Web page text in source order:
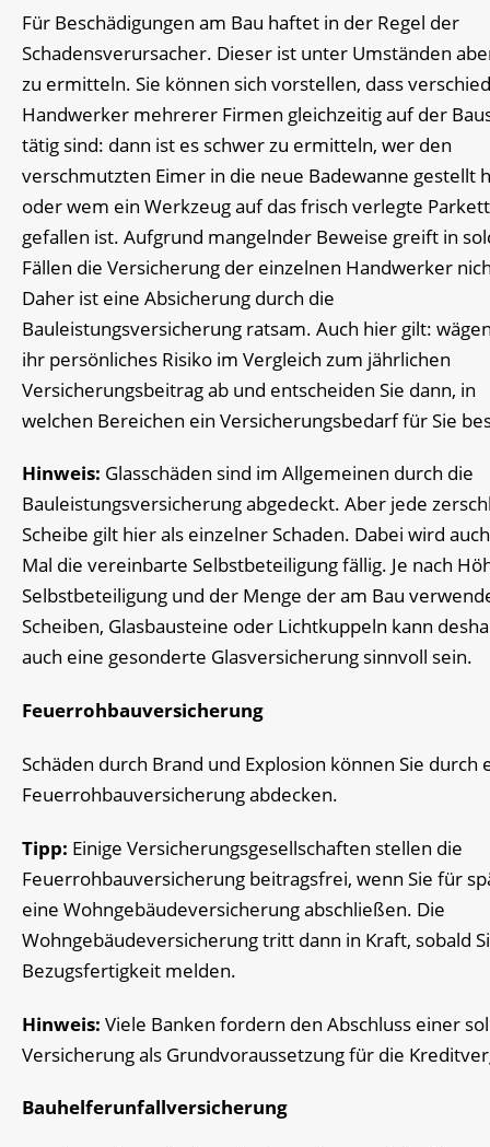
Für Beschädigungen am Bau haftet in der Regel der
Schadensverursacher. Dieser ist unter Umständen
zu ermitteln. Sie können sich vorstellen, dass
Handwerker mehrerer Firmen gleichzeitig auf der
tätig sind: dann ist es schwer zu ermitteln, wer den
verschmutzten Eimer in die neue Badewanne gestellt
oder wem ein Werkzeug auf das frisch verlegte Parkett
gefallen ist. Aufgrund mangelnder Beweise greift in
Fällen die Versicherung der einzelnen Handwerker
Daher ist eine Absicherung durch die
Bauleistungsversicherung ratsam. Auch hier gilt:
ihr persönliches Risiko im Vergleich zum jährlichen
Versicherungsbeitrag ab und entscheiden Sie dann, in
welchen Bereichen ein Versicherungsbedarf für Sie
Hinweis: Glasschäden sind im Allgemeinen durch die
Bauleistungsversicherung abgedeckt. Aber jede
Scheibe gilt hier als einzelner Schaden. Dabei wird
Mal die vereinbarte Selbstbeteiligung fällig. Je nach
Selbstbeteiligung und der Menge der am Bau
Scheiben, Glasbausteine oder Lichtkuppeln kann
auch eine gesonderte Glasversicherung sinnvoll sein.
Feuerrohbauversicherung
Schäden durch Brand und Explosion können Sie durch
Feuerrohbauversicherung abdecken.
Tipp: Einige Versicherungsgesellschaften stellen die
Feuerrohbauversicherung beitragsfrei, wenn Sie für
eine Wohngebäudeversicherung abschließen. Die
Wohngebäudeversicherung tritt dann in Kraft, sobald
Bezugsfertigkeit melden.
Hinweis: Viele Banken fordern den Abschluss einer
Versicherung als Grundvoraussetzung für die
Bauhelferunfallversicherung